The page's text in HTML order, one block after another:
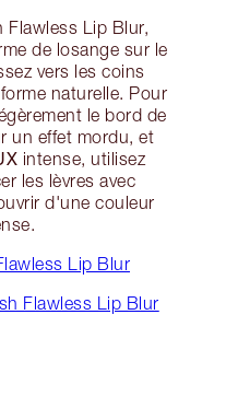
Flawless Lip Blur,
de losange sur le
vers les coins
naturelle. Pour
le bord de
un effet mordu, et
intense, utilisez
les lèvres avec
d'une couleur
Lip Blur
Flawless Lip Blur